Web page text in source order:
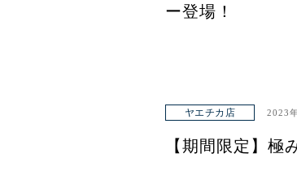
ー登場！
ヤエチカ店 2023
【期間限定】極